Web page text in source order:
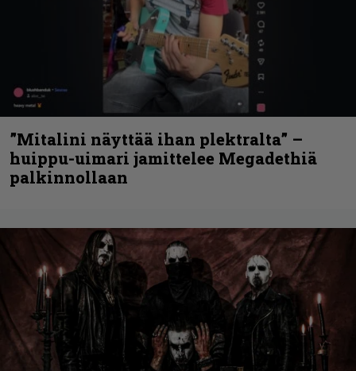
”Mitalini näyttää ihan plektralta” –
huippu-uimari jamittelee Megadethiä
palkinnollaan